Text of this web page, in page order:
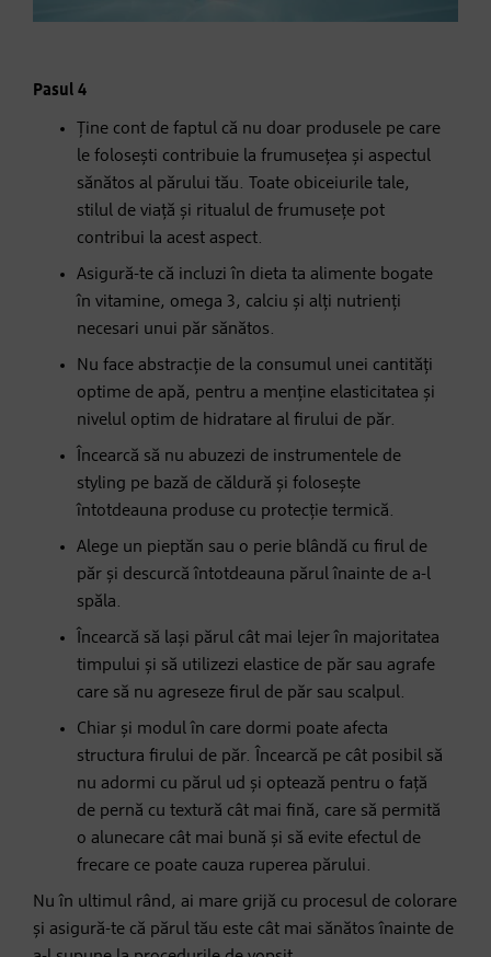
Pasul 4
Ține cont de faptul că nu doar produsele pe care
le folosești contribuie la frumusețea și aspectul
sănătos al părului tău. Toate obiceiurile tale,
stilul de viață și ritualul de frumusețe pot
contribui la acest aspect.
Asigură-te că incluzi în dieta ta alimente bogate
în vitamine, omega 3, calciu și alți nutrienți
necesari unui păr sănătos.
Nu face abstracție de la consumul unei cantități
optime de apă, pentru a menține elasticitatea și
nivelul optim de hidratare al firului de păr.
Încearcă să nu abuzezi de instrumentele de
styling pe bază de căldură și folosește
întotdeauna produse cu protecție termică.
Alege un pieptăn sau o perie blândă cu firul de
păr și descurcă întotdeauna părul înainte de a-l
spăla.
Încearcă să lași părul cât mai lejer în majoritatea
timpului și să utilizezi elastice de păr sau agrafe
care să nu agreseze firul de păr sau scalpul.
Chiar și modul în care dormi poate afecta
structura firului de păr. Încearcă pe cât posibil să
nu adormi cu părul ud și optează pentru o față
de pernă cu textură cât mai fină, care să permită
o alunecare cât mai bună și să evite efectul de
frecare ce poate cauza ruperea părului.
Nu în ultimul rând, ai mare grijă cu procesul de colorare
și asigură-te că părul tău este cât mai sănătos înainte de